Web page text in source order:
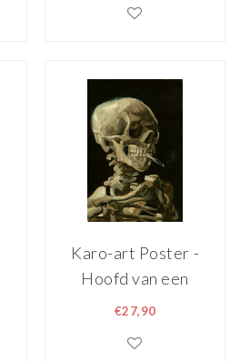
1875 Claude
premium kwaliteit
Karo-art Poster -
Hoofd van een
skelet met een
1886 Vincent Van
€27,90